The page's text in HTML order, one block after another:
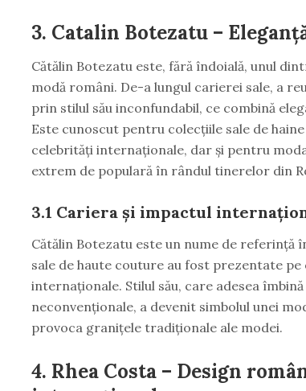
3. Catalin Botezatu –
Cătălin Botezatu este, fără îndoială, unul
modă români. De-a lungul carierei sale, a
prin stilul său inconfundabil, ce combină
Este cunoscut pentru colecțiile sale de
celebrități internaționale, dar și pentru
extrem de populară în rândul tinerelor din
3.1 Cariera și impactul
Cătălin Botezatu este un nume de referință
sale de haute couture au fost prezentate
internaționale. Stilul său, care adesea
neconvenționale, a devenit simbolul unei
provoca granițele tradiționale ale modei.
4. Rhea Costa – Design